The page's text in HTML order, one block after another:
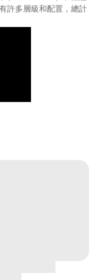
許多層級和配置，總計